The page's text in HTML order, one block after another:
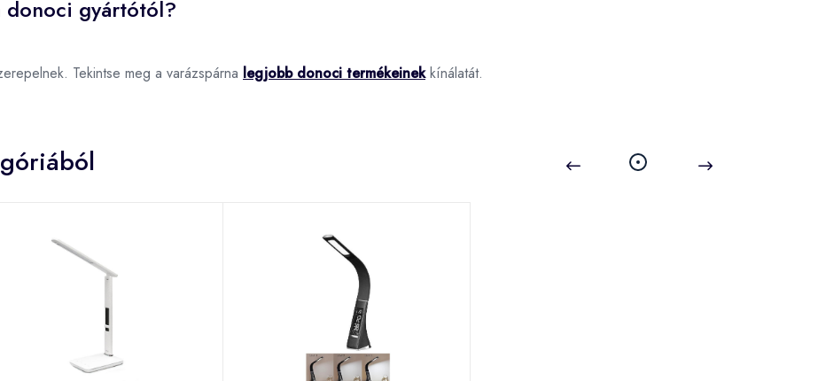
donoci gyártótól?
Tekintse meg a varázspárna legjobb donoci termékeinekkínálatát.